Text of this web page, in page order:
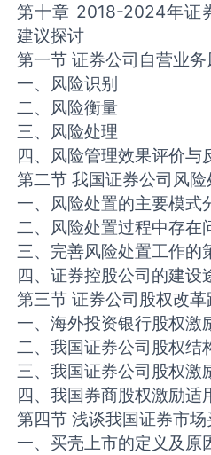
第十章 2018-2024年证
建议探讨
第一节 证券公司自营业
一、风险识别
二、风险衡量
三、风险处理
四、风险管理效果评价与
第二节 我国证券公司风
一、风险处置的主要模式
二、风险处置过程中存在
三、完善风险处置工作的
四、证券控股公司的建设
第三节 证券公司股权改
一、海外投资银行股权激
二、我国证券公司股权结
三、我国证券公司股权激
四、我国券商股权激励适
第四节 浅谈我国证券市
一、买壳上市的定义及原